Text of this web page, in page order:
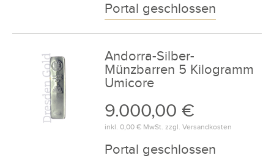
Portal geschlossen
Andorra-Silber-
Münzbarren 5 Kilogramm
Umicore
9.000,00 €
inkl. 0,00 €MwSt. zzgl. Versandkosten
Portal geschlossen